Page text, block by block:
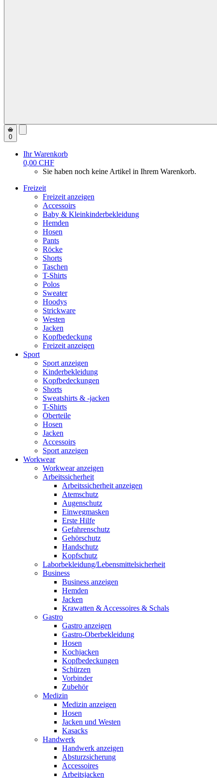
0
Ihr Warenkorb
0,00 CHF
Sie haben noch keine Artikel in Ihrem Warenkorb.
Freizeit
Freizeit anzeigen
Accessoirs
Baby & Kleinkinderbekleidung
Hemden
Hosen
Pants
Röcke
Shorts
Taschen
T-Shirts
Polos
Sweater
Hoodys
Strickware
Westen
Jacken
Kopfbedeckung
Freizeit anzeigen
Sport
Sport anzeigen
Kinderbekleidung
Kopfbedeckungen
Shorts
Sweatshirts & -jacken
T-Shirts
Oberteile
Hosen
Jacken
Accessoirs
Sport anzeigen
Workwear
Workwear anzeigen
Arbeitssicherheit
Arbeitssicherheit anzeigen
Atemschutz
Augenschutz
Einwegmasken
Erste Hilfe
Gefahrenschutz
Gehörschutz
Handschutz
Kopfschutz
Laborbekleidung/Lebensmittelsicherheit
Business
Business anzeigen
Hemden
Jacken
Krawatten & Accessoires & Schals
Gastro
Gastro anzeigen
Gastro-Oberbekleidung
Hosen
Kochjacken
Kopfbedeckungen
Schürzen
Vorbinder
Zubehör
Medizin
Medizin anzeigen
Hosen
Jacken und Westen
Kasacks
Handwerk
Handwerk anzeigen
Absturzsicherung
Accessoires
Arbeitsjacken